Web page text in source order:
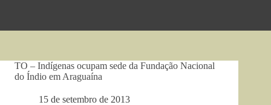
TO – Indígenas ocupam sede da Fundação Nacional
do Índio em Araguaína
15 de setembro de 2013